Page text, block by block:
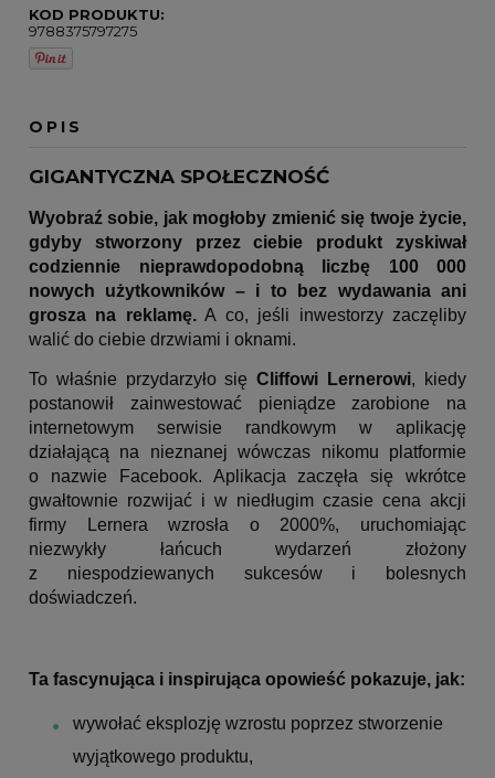
KOD PRODUKTU:
9788375797275
OPIS
GIGANTYCZNA SPOŁECZNOŚĆ
Wyobraź sobie, jak mogłoby zmienić się twoje życie,
gdyby stworzony przez ciebie produkt zyskiwał
codziennie nieprawdopodobną liczbę 100 000
nowych użytkowników – i to bez wydawania ani
grosza na reklamę.A co, jeśli inwestorzy zaczęliby
walić do ciebie drzwiami i oknami.
To właśnie przydarzyło sięCliffowi Lernerowi, kiedy
postanowił zainwestować pieniądze zarobione na
internetowym serwisie randkowym w aplikację
działającą na nieznanej wówczas nikomu platformie
o nazwie Facebook. Aplikacja zaczęła się wkrótce
gwałtownie rozwijać i w niedługim czasie cena akcji
firmy Lernera wzrosła o 2000%, uruchomiając
niezwykły łańcuch wydarzeń złożony
z niespodziewanych sukcesów i bolesnych
doświadczeń.
Ta fascynująca i inspirująca opowieść pokazuje, jak:
wywołać eksplozję wzrostu poprzez stworzenie
wyjątkowego produktu,